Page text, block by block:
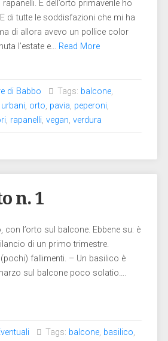
E dell’orto primaverile ho
di tutte le soddisfazioni che mi ha
di allora avevo un pollice color
l’estate e… Read More
di Babbo Tags: balcone,
, orto, pavia, peperoni,
, rapanelli, vegan, verdura
n. 1
con l’orto sul balcone. Ebbene su: è
di un primo trimestre.
fallimenti. – Un basilico è
sul balcone poco solatio….
Tags: balcone, basilico,